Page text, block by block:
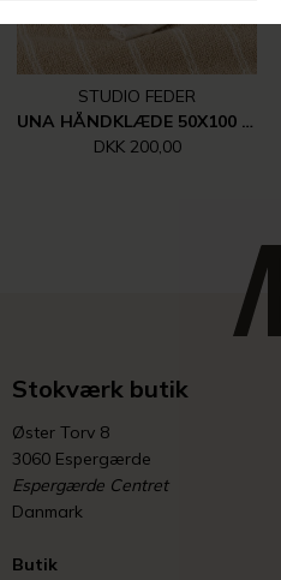
STUDIO FEDER
DKK 200,00
Stokværk butik
Øster Torv 8
3060 Espergærde
Espergærde Centret
Danmark
Butik